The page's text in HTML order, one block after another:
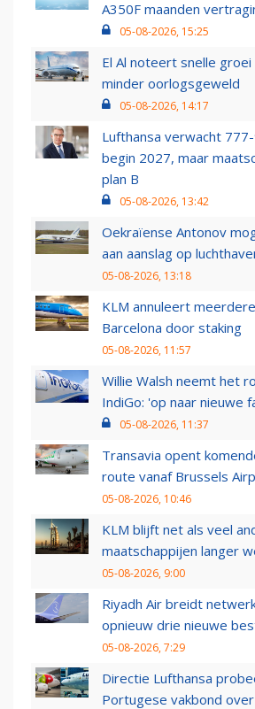
A350F maanden
05-08-2026, 15:25
El Al noteert snelle
minder oorlogsgeweld
05-08-2026, 14:17
Lufthansa verwacht
begin 2027, maar
plan B
05-08-2026, 13:42
Oekraïense Antonov
aan aanslag op
05-08-2026, 13:18
KLM annuleert
Barcelona door staking
05-08-2026, 11:57
Willie Walsh neemt het
IndiGo: 'op naar nieuwe
05-08-2026, 11:37
Transavia opent
route vanaf Brussels
05-08-2026, 10:46
KLM blijft net als veel
maatschappijen langer
05-08-2026, 9:00
Riyadh Air breidt
opnieuw drie nieuwe
05-08-2026, 7:29
Directie Lufthansa
Portugese vakbond